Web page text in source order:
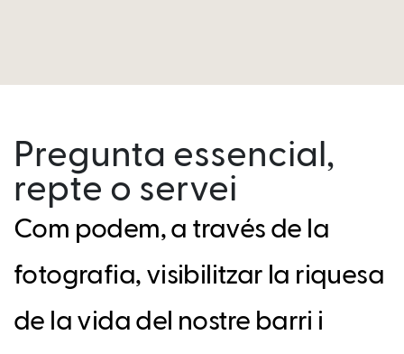
Pregunta essencial,
repte o servei
Com podem, a través de la
fotografia, visibilitzar la riquesa
de la vida del nostre barri i